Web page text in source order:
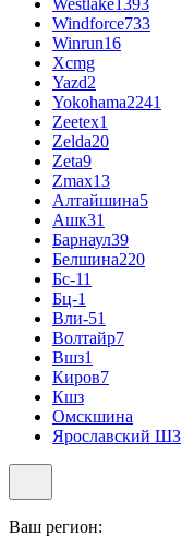
Windforce733
Winrun16
Xcmg
Yazd2
Yokohama2241
Zeetex1
Zelda20
Zeta9
Zmax13
Алтайшина5
Ашк31
Барнаул39
Белшина220
Бс-11
Бц-1
Вли-51
Волтайр7
Вшз1
Киров7
Кшз
Омскшина
Ярославский ШЗ
Ваш регион: